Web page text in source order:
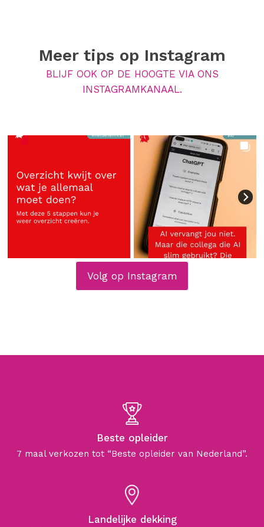
Meer tips op Instagram
BLIJF OOK OP DE HOOGTE VIA ONS
INSTAGRAMKANAAL.
Volg op Instagram
Beste opleider
7 maal verkozen tot “Beste opleider van Nederland”.
Landelijke dekking